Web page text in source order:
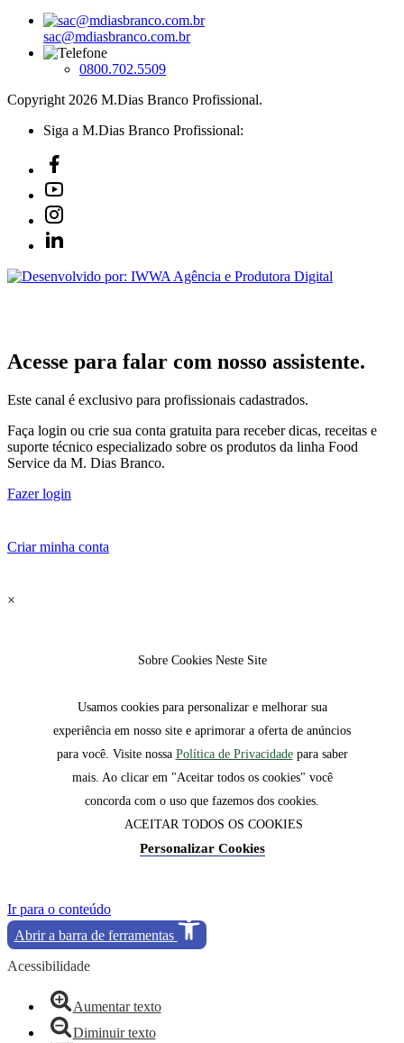
sac@mdiasbranco.com.br
0800.702.5509
Copyright 2026 M.Dias Branco Profissional.
Siga a M.Dias Branco Profissional:
Acesse para falar com nosso assistente.
Este canal é exclusivo para profissionais cadastrados.
Faça login ou crie sua conta gratuita para receber dicas, receitas e
suporte técnico especializado sobre os produtos da linha Food
Service da M. Dias Branco.
Fazer login
Criar minha conta
×
Sobre Cookies Neste Site
Usamos cookies para personalizar e melhorar sua
experiência em nosso site e aprimorar a oferta de anúncios
para você. Visite nossa Política de Privacidadepara saber
mais. Ao clicar em "Aceitar todos os cookies" você
concorda com o uso que fazemos dos cookies.
ACEITAR TODOS OS COOKIES
Personalizar Cookies
Ir para o conteúdo
Abrir a barra de ferramentas
Acessibilidade
Aumentar texto
Diminuir texto